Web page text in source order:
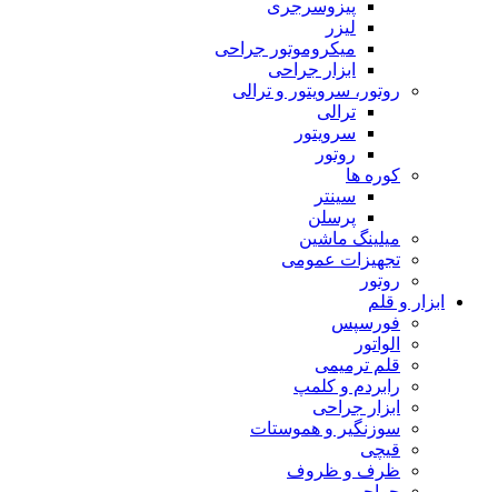
پیزوسرجری
لیزر
میکروموتور جراحی
ابزار جراحی
روتور، سرویتور و ترالی
ترالی
سرویتور
روتور
کوره ها
سینتر
پرسلن
میلینگ ماشین
تجهیزات عمومی
روتور
ابزار و قلم
فورسپس
الواتور
قلم ترمیمی
رابردم و کلمپ
ابزار جراحی
سوزنگیر و هموستات
قیچی
ظرف و ظروف